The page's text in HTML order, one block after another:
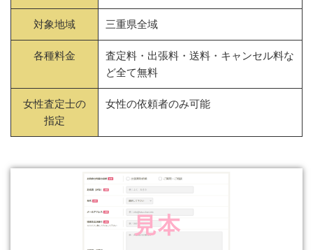
対象地域 三重県全域
各種料金
査定料・出張料・送料・キャンセル料な
ど全て無料
女性査定士の
指定
女性の依頼者のみ可能